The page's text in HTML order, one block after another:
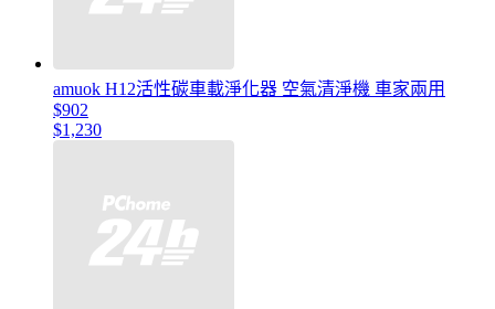
amuok H12活性碳車載淨化器 空氣清淨機 車家兩用
$902
$1,230